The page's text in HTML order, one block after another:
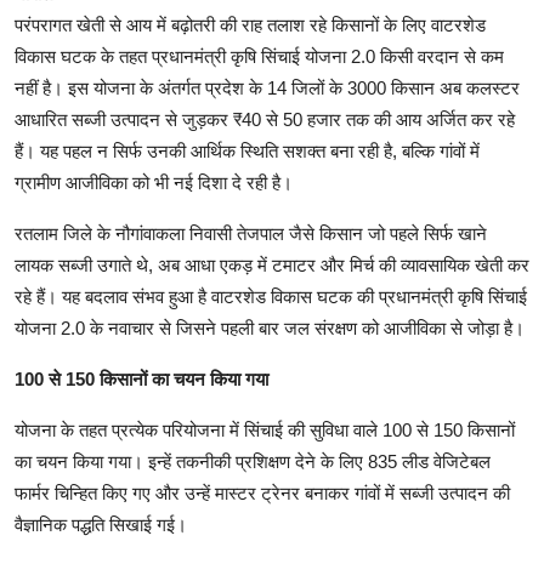
परंपरागत खेती से आय में बढ़ोतरी की राह तलाश रहे किसानों के लिए वाटरशेड
विकास घटक के तहत प्रधानमंत्री कृषि सिंचाई योजना 2.0 किसी वरदान से कम
नहीं है। इस योजना के अंतर्गत प्रदेश के 14 जिलों के 3000 किसान अब कलस्टर
आधारित सब्जी उत्पादन से जुड़कर ₹40 से 50 हजार तक की आय अर्जित कर रहे
हैं। यह पहल न सिर्फ उनकी आर्थिक स्थिति सशक्त बना रही है, बल्कि गांवों में
ग्रामीण आजीविका को भी नई दिशा दे रही है।
रतलाम जिले के नौगांवाकला निवासी तेजपाल जैसे किसान जो पहले सिर्फ खाने
लायक सब्जी उगाते थे, अब आधा एकड़ में टमाटर और मिर्च की व्यावसायिक खेती कर
रहे हैं। यह बदलाव संभव हुआ है वाटरशेड विकास घटक की प्रधानमंत्री कृषि सिंचाई
योजना 2.0 के नवाचार से जिसने पहली बार जल संरक्षण को आजीविका से जोड़ा है।
100 से 150 किसानों का चयन किया गया
योजना के तहत प्रत्येक परियोजना में सिंचाई की सुविधा वाले 100 से 150 किसानों
का चयन किया गया। इन्हें तकनीकी प्रशिक्षण देने के लिए 835 लीड वेजिटेबल
फार्मर चिन्हित किए गए और उन्हें मास्टर ट्रेनर बनाकर गांवों में सब्जी उत्पादन की
वैज्ञानिक पद्धति सिखाई गई।